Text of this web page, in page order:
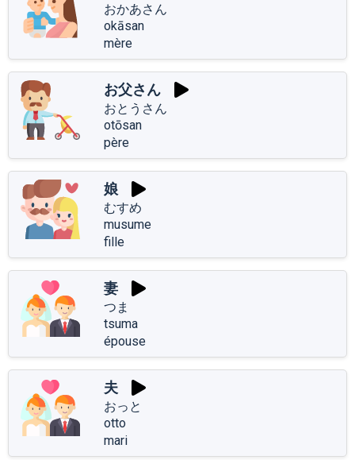
おかあさん
okāsan
mère
お父さん
おとうさん
otōsan
père
娘
むすめ
musume
fille
妻
つま
tsuma
épouse
夫
おっと
otto
mari